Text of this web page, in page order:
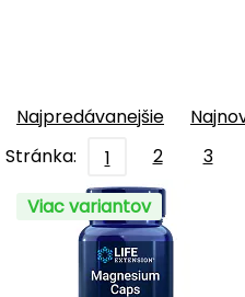
Najpredávanejšie
Stránka:
1 2 3
Viac variantov